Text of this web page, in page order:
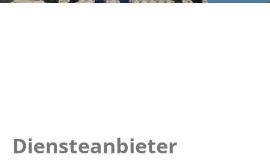
Diensteanbieter